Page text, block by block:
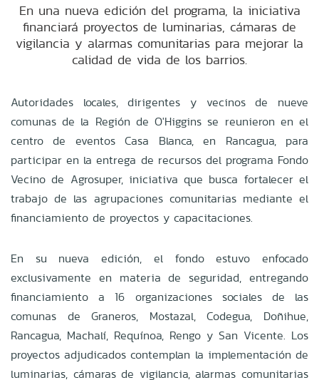
En una nueva edición del programa, la iniciativa
financiará proyectos de luminarias, cámaras de
vigilancia y alarmas comunitarias para mejorar la
calidad de vida de los barrios.
Autoridades locales, dirigentes y vecinos de nueve
comunas de la Región de O'Higgins se reunieron en el
centro de eventos Casa Blanca, en Rancagua, para
participar en la entrega de recursos del programa Fondo
Vecino de Agrosuper, iniciativa que busca fortalecer el
trabajo de las agrupaciones comunitarias mediante el
financiamiento de proyectos y capacitaciones.
En su nueva edición, el fondo estuvo enfocado
exclusivamente en materia de seguridad, entregando
financiamiento a 16 organizaciones sociales de las
comunas de Graneros, Mostazal, Codegua, Doñihue,
Rancagua, Machalí, Requínoa, Rengo y San Vicente. Los
proyectos adjudicados contemplan la implementación de
luminarias, cámaras de vigilancia, alarmas comunitarias